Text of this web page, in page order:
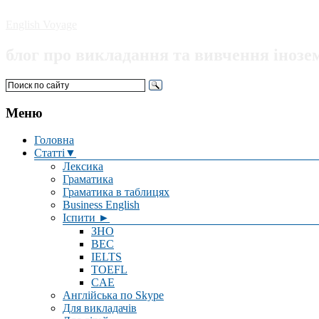
Меню
Головна
Статті▼
Лексика
Граматика
Граматика в таблицях
Business English
Іспити ►
ЗНО
BEC
IELTS
TOEFL
CAE
Англійська по Skype
Для викладачів